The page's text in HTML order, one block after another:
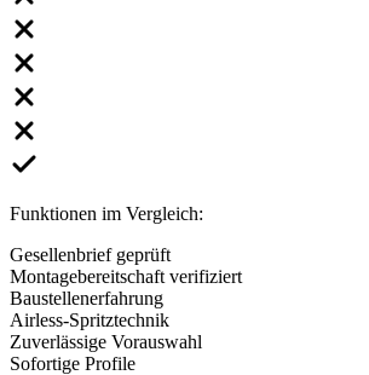
Funktionen im Vergleich:
Gesellenbrief geprüft
Montagebereitschaft verifiziert
Baustellenerfahrung
Airless-Spritztechnik
Zuverlässige Vorauswahl
Sofortige Profile